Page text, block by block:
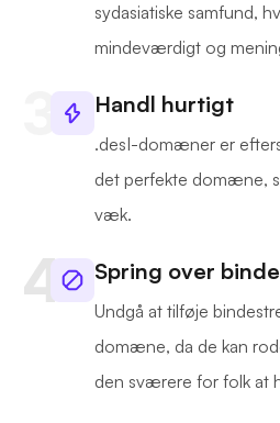
sydasiatiske samfund,
mindeværdigt og
Handl hurtigt
.desI-domæner er
det perfekte domæne,
væk.
Spring over
Undgå at tilføje
domæne, da de kan
den sværere for folk at